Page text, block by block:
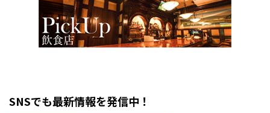
SNSでも最新情報を発信中！